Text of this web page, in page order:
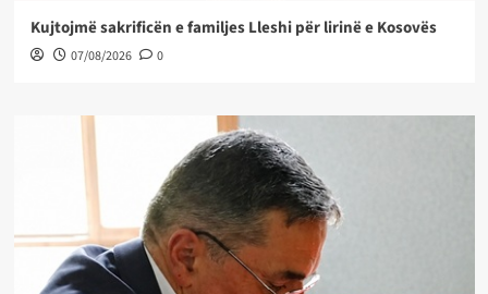
Kujtojmë sakrificën e familjes Lleshi për lirinë e Kosovës
07/08/2026 0